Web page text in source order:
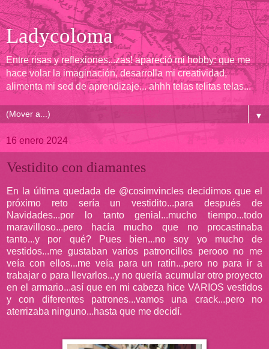
Ladycoloma
Entre risas y reflexiones...zas! apareció mi hobby: que me
hace volar la imaginación, desarrolla mi creatividad,
alimenta mi sed de aprendizaje... ahhh telas telitas telas...
▼
16 enero 2024
Vestidito con diamantes
En la última quedada de @cosimvincles decidimos que el
próximo reto sería un vestidito...para después de
Navidades...por lo tanto genial...mucho tiempo...todo
maravilloso...pero hacía mucho que no procastinaba
tanto...y por qué? Pues bien...no soy yo mucho de
vestidos...me gustaban varios patroncillos perooo no me
veía con ellos...me veía para un ratín...pero no para ir a
trabajar o para llevarlos...y no quería acumular otro proyecto
en el armario...así que en mi cabeza hice VARIOS vestidos
y con diferentes patrones...vamos una crack...pero no
aterrizaba ninguno...hasta que me decidí.